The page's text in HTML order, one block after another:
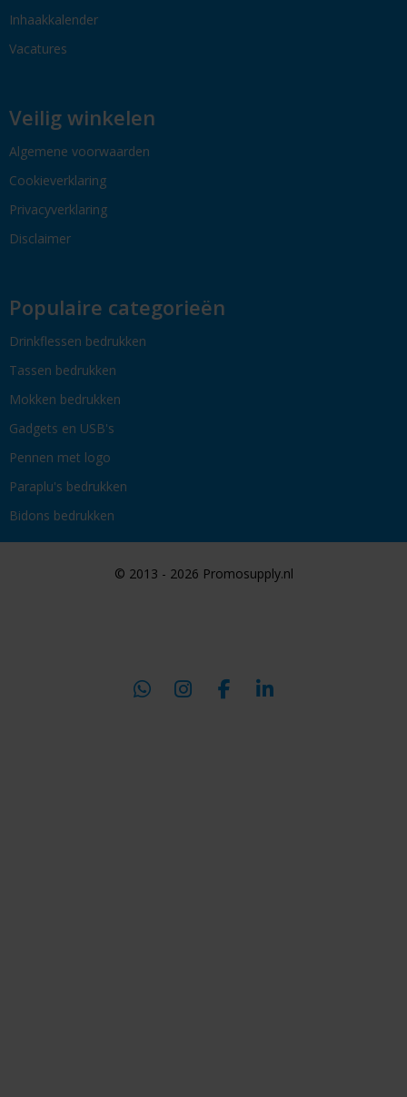
Inhaakkalender
Vacatures
Veilig winkelen
Algemene voorwaarden
Cookieverklaring
Privacyverklaring
Disclaimer
Populaire categorieën
Drinkflessen bedrukken
Tassen bedrukken
Mokken bedrukken
Gadgets en USB's
Pennen met logo
Paraplu's bedrukken
Bidons bedrukken
© 2013 - 2026 Promosupply.nl